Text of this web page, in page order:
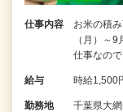
仕事内容
お米の積
（月）～
仕事なの
給与 時給1,500
勤務地 千葉県大